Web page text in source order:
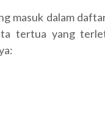
masuk dalam
tertua yang